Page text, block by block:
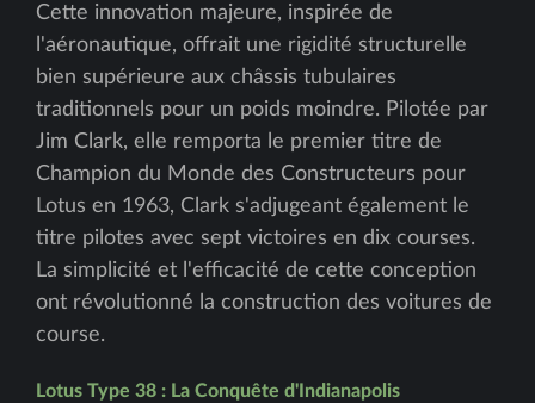
Cette innovation majeure, inspirée de
l'aéronautique, offrait une rigidité structurelle
bien supérieure aux châssis tubulaires
traditionnels pour un poids moindre. Pilotée par
Jim Clark, elle remporta le premier titre de
Champion du Monde des Constructeurs pour
Lotus en 1963, Clark s'adjugeant également le
titre pilotes avec sept victoires en dix courses.
La simplicité et l'efficacité de cette conception
ont révolutionné la construction des voitures de
course.
Lotus Type 38 : La Conquête d'Indianapolis